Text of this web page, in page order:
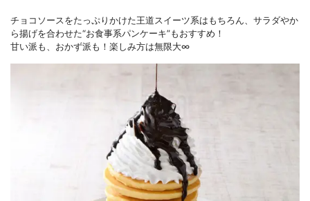
チョコソースをたっぷりかけた王道スイーツ系はもちろん、サラダやか
ら揚げを合わせた“お食事系パンケーキ”もおすすめ！
甘い派も、おかず派も！楽しみ方は無限大∞